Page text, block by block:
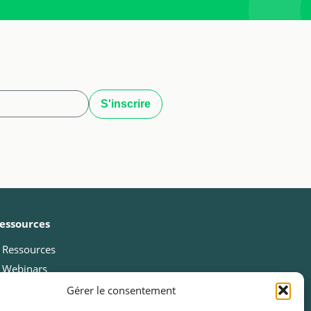
Gérer le consentement
Ressources
Webinars